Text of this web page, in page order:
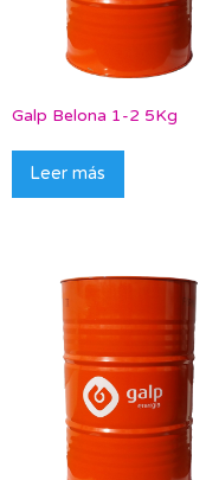
Galp Belona 1-2 5Kg
Leer más